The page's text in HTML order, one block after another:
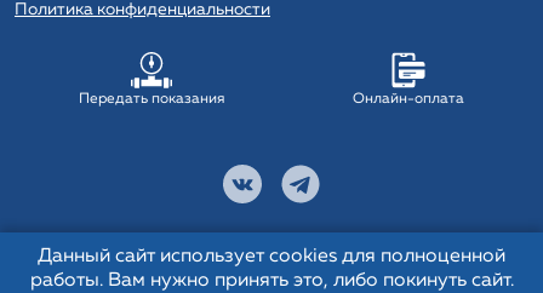
Политика конфиденциальности
Передать показания Онлайн-оплата
Данный сайт использует cookies для полноценной
работы. Вам нужно принять это, либо покинуть сайт.